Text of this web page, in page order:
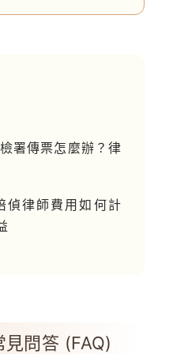
署傳票怎麼辦？律
偵律師費用如何計
問答 (FAQ)